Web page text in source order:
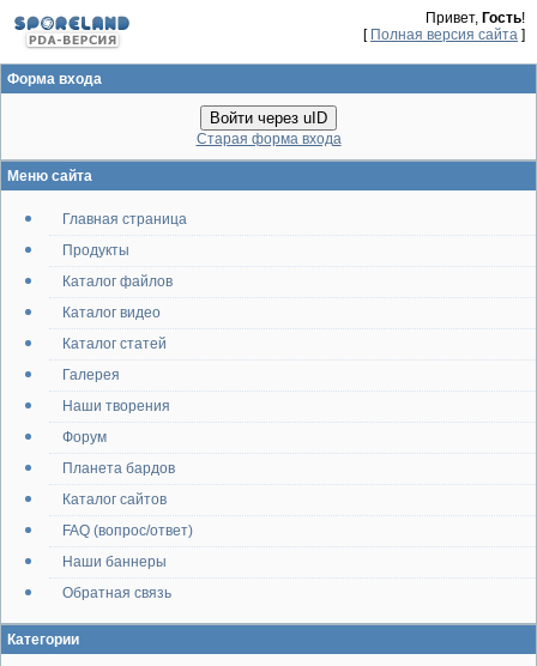
Привет, Гость!
[ Полная версия сайта ]
Форма входа
Войти через uID
Старая форма входа
Меню сайта
Главная страница
Продукты
Каталог файлов
Каталог видео
Каталог статей
Галерея
Наши творения
Форум
Планета бардов
Каталог сайтов
FAQ (вопрос/ответ)
Наши баннеры
Обратная связь
Категории